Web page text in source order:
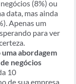
(8%) ou
data, mas ainda
Apenas um
para ver
abordagem
negócios
10
de sua empresa